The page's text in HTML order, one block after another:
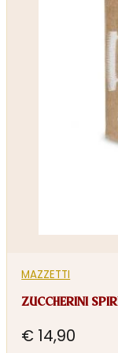
MAZZETTI
ZUCCHERINI
€ 14,90